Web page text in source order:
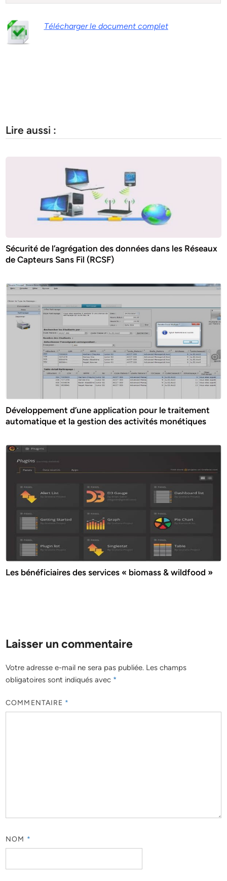
Télécharger le document complet
Lire aussi :
Sécurité de l’agrégation des données dans les Réseaux
de Capteurs Sans Fil (RCSF)
Développement d’une application pour le traitement
automatique et la gestion des activités monétiques
Les bénéficiaires des services « biomass & wildfood »
Laisser un commentaire
Votre adresse e-mail ne sera pas publiée. Les champs
obligatoires sont indiqués avec *
COMMENTAIRE *
NOM *